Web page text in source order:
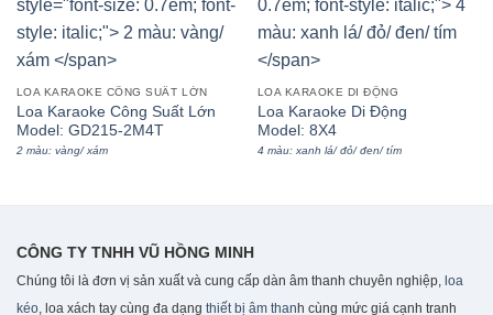
LOA KARAOKE CÔNG SUẤT LỚN
Loa Karaoke Công Suất Lớn
Model: GD215-2M4T
2 màu: vàng/ xám
LOA KARAOKE DI ĐỘNG
Loa Karaoke Di Động
Model: 8X4
4 màu: xanh lá/ đỏ/ đen/ tím
CÔNG TY TNHH VŨ HỒNG MINH
Chúng tôi là đơn vị sản xuất và cung cấp dàn âm thanh chuyên nghiệp, loa
kéo , loa xách tay cùng đa dạng thiết bị âm thanh cùng mức giá cạnh tranh